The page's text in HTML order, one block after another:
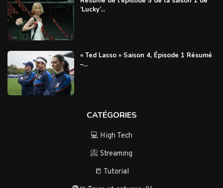
‘Lucky’...
« Ted Lasso » Saison 4, Épisode 1 Résumé
–...
CATÉGORIES
💻 High Tech
📀 Streaming
📒 Tutorial